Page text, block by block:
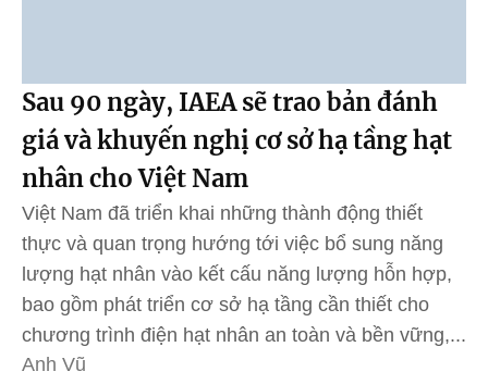
Sau 90 ngày, IAEA sẽ trao bản đánh
giá và khuyến nghị cơ sở hạ tầng hạt
nhân cho Việt Nam
Việt Nam đã triển khai những thành động thiết
thực và quan trọng hướng tới việc bổ sung năng
lượng hạt nhân vào kết cấu năng lượng hỗn hợp,
bao gồm phát triển cơ sở hạ tầng cần thiết cho
chương trình điện hạt nhân an toàn và bền vững,...
Anh Vũ